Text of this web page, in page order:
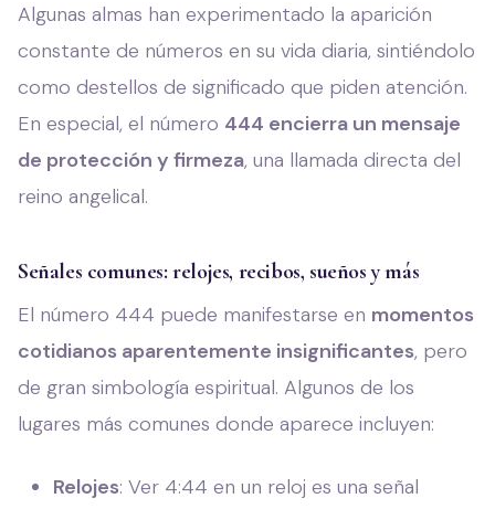
Algunas almas han experimentado la aparición
constante de números en su vida diaria, sintiéndolo
como destellos de significado que piden atención.
En especial, el número 444 encierra un mensaje
de protección y firmeza, una llamada directa del
reino angelical.
Señales comunes: relojes, recibos, sueños y más
El número 444 puede manifestarse en momentos
cotidianos aparentemente insignificantes, pero
de gran simbología espiritual. Algunos de los
lugares más comunes donde aparece incluyen:
Relojes: Ver 4:44 en un reloj es una señal